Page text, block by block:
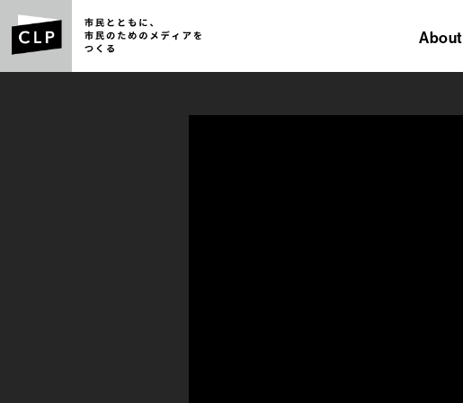
About